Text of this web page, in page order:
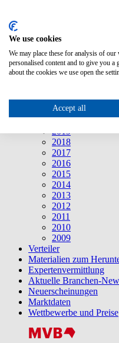
Mitteilungen
2026
2025
2024
2022
2021
2020
2019
2018
2017
2016
2015
2014
2013
2012
2011
2010
2009
Verteiler
Materialien zum
Expertenvermittlung
Aktuelle Branchen-
Neuerscheinungen
Marktdaten
Wettbewerbe und Preise
We use cookies
We may place these for analysis of
personalised content and to give you
about the cookies we use open the
Accept all